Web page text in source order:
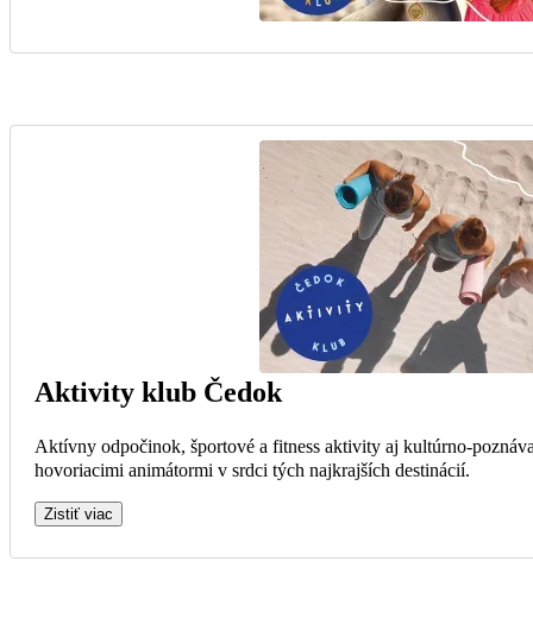
Aktivity klub Čedok
Aktívny odpočinok, športové a fitness aktivity aj kultúrno-
hovoriacimi animátormi v srdci tých najkrajších destinácií.
Zistiť viac